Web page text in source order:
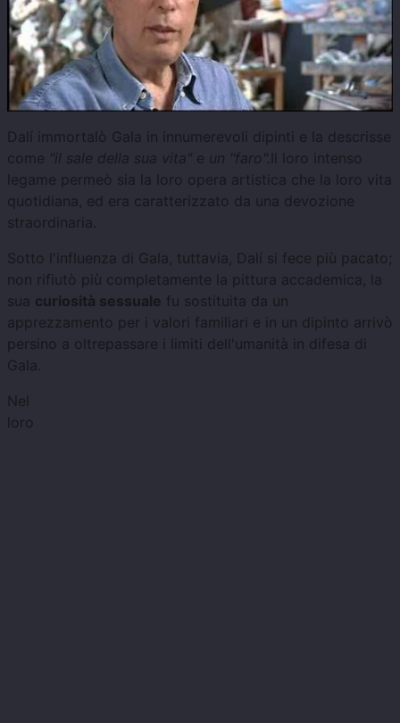
Dalí immortalò Gala in innumerevoli dipinti e la descrisse
come "il sale della sua vita" e un "faro". Il loro intenso
legame permeò sia la loro opera artistica che la loro vita
quotidiana, ed era caratterizzato da una devozione
straordinaria.
Sotto l'influenza di Gala, tuttavia, Dalí si fece più pacato;
non rifiutò più completamente la pittura accademica, la
sua curiosità sessuale fu sostituita da un
apprezzamento per i valori familiari e in un dipinto arrivò
persino a oltrepassare i limiti dell'umanità in difesa di
Gala.
Nel
loro